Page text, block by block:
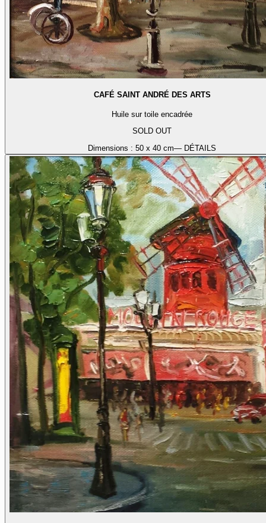
CAFÉ SAINT ANDRÉ DES ARTS
Huile sur toile encadrée
SOLD OUT
Dimensions : 50 x 40 cm— DÉTAILS